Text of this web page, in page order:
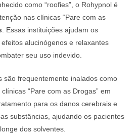
como “roofies”, o Rohypnol é
nas clínicas “Pare com as
. Essas instituições ajudam os
alucinógenos e relaxantes
seu uso indevido.
são frequentemente inalados como
“Pare com as Drogas” em
para os danos cerebrais e
substâncias, ajudando os pacientes
dos solventes.